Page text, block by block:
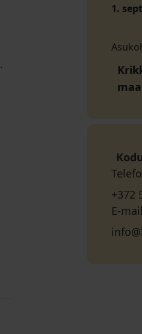
1.
+372
E-mail